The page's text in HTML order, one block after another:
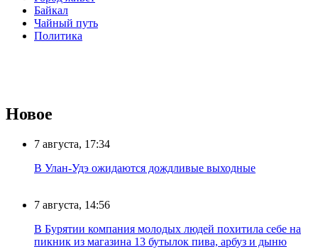
Байкал
Чайный путь
Политика
Новое
7 августа, 17:34
В Улан-Удэ ожидаются дождливые выходные
7 августа, 14:56
В Бурятии компания молодых людей похитила себе на
пикник из магазина 13 бутылок пива, арбуз и дыню